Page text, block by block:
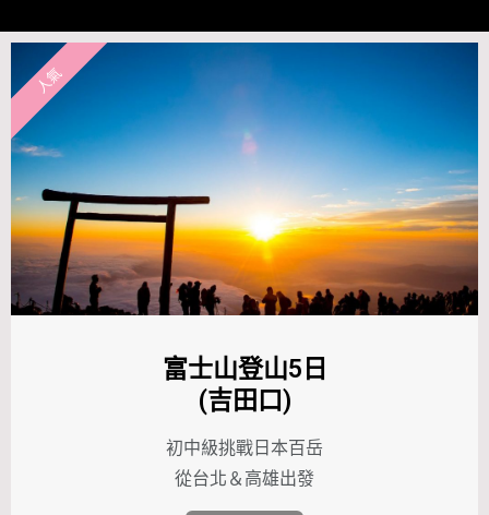
富士山登山5日
(吉田口)
初中級挑戰日本百岳
從台北＆高雄出發
人氣